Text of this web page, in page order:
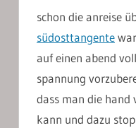
schon die anreise
südosttangente
auf einen abend
spannung
dass man die hand
kann und dazu